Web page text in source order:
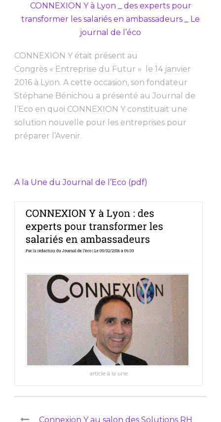
CONNEXION Y à Lyon _ des experts pour
transformer les salariés en ambassadeurs _ Le
journal de l’éco
CONNEXION Y était présent au
Congrès « Entreprise du Futur » le 14 janvier
2016 à Lyon. A cette occasion, son fondateur
Stéphane Bénichou a présenté au Journal de
l’Eco en quoi CONNEXION Y constituait une
solution nouvelle pour les entreprises pour
préparer l’Avenir.
A la Une du Journal de l’Eco (pdf)
article à la une
Connexion Y au salon des Solutions RH